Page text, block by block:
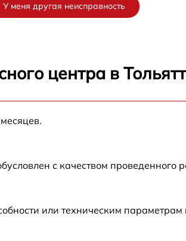
У меня другая неисправность
центра в
с качеством
или техническим